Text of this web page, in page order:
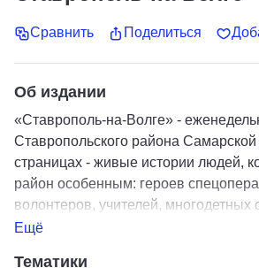
Сравнить Поделиться
Об издании
«Ставрополь-на-Волге» -
Ставропольского района
страницах - живые истории людей,
район особенным: героев
волонтеров, учителей, многодетных
помогает быть в курсе важного: от
Ещё
Тематики